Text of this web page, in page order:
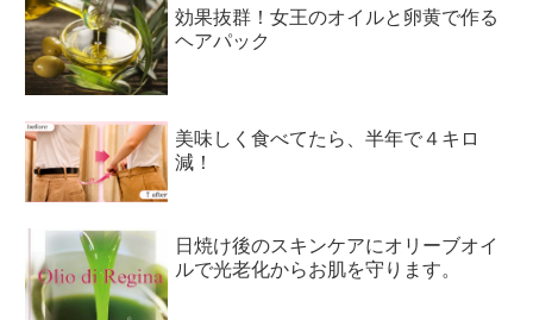
効果抜群！女王のオイルと卵黄で作る
ヘアパック
美味しく食べてたら、半年で４キロ
減！
日焼け後のスキンケアにオリーブオイ
ルで光老化からお肌を守ります。